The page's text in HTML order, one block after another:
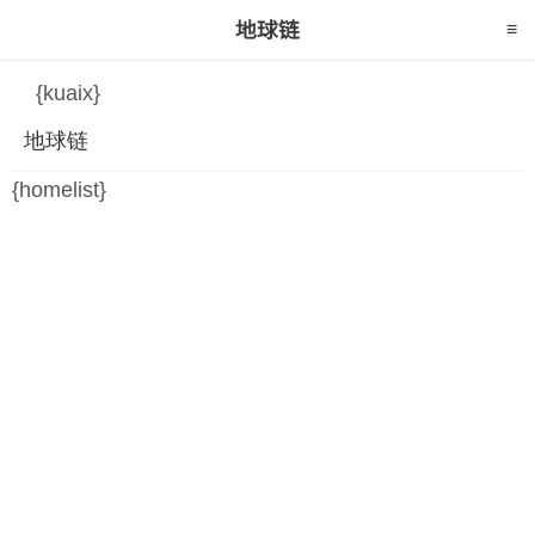
{infos} {biaoqian} {zhong}
{kuaix}
地球链
{homelist}